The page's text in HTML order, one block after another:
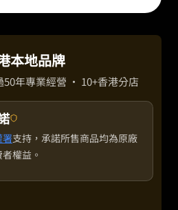
本地品牌
50年專業經營 · 10+香港分店
署支持，承諾所售商品均為原廠
權益。